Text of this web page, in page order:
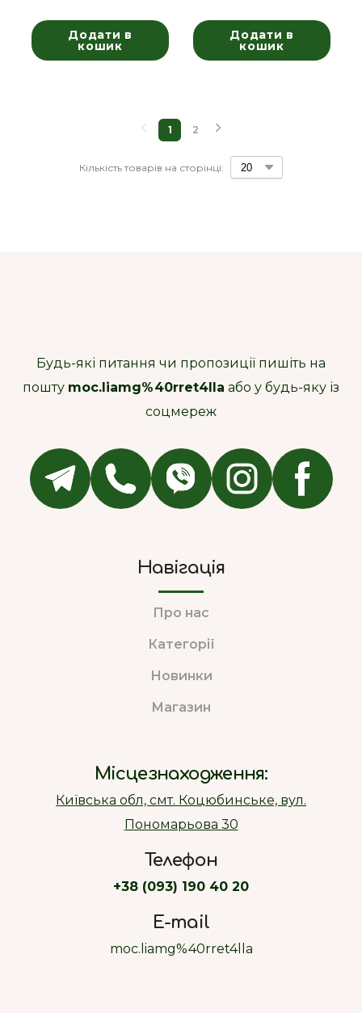
Додати в
кошик
Додати в
кошик
Кількість товарів на сторінці:
1 2
Будь-які питання чи пропозиції пишіть на
пошту moc.liamg%40rret4lla або у будь-яку із
соцмереж
Навігація
Про нас
Категорії
Новинки
Магазин
Місцезнаходження:
Київська обл, смт. Коцюбинське, вул.
Пономарьова 30
Телефон
+38 (093) 190 40 20
E-mail
moc.liamg%40rret4lla